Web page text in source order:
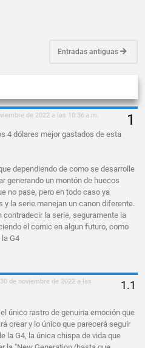
Entradas antiguas
de 2022 a las 10:36 a.m.
4 dólares mejor gastados de esta
dependiendo de como se desarrolle
generando un montón de huecos
no pase, pero en todo caso ya
y la serie manejan un canon diferente.
contradecir la serie, seguramente la
el comic en algun futuro, como
G4
30 de noviembre de 2022 a las
único rastro de genuina emoción que
crear y lo único que parecerá seguir
la G4, la única chispa de vida que